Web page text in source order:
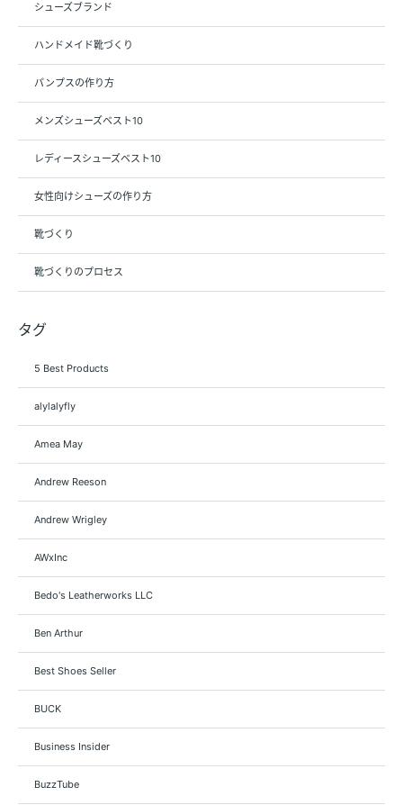
シューズブランド
ハンドメイド靴づくり
パンプスの作り方
メンズシューズベスト10
レディースシューズベスト10
女性向けシューズの作り方
靴づくり
靴づくりのプロセス
タグ
5 Best Products
alylalyfly
Amea May
Andrew Reeson
Andrew Wrigley
AWxInc
Bedo's Leatherworks LLC
Ben Arthur
Best Shoes Seller
BUCK
Business Insider
BuzzTube